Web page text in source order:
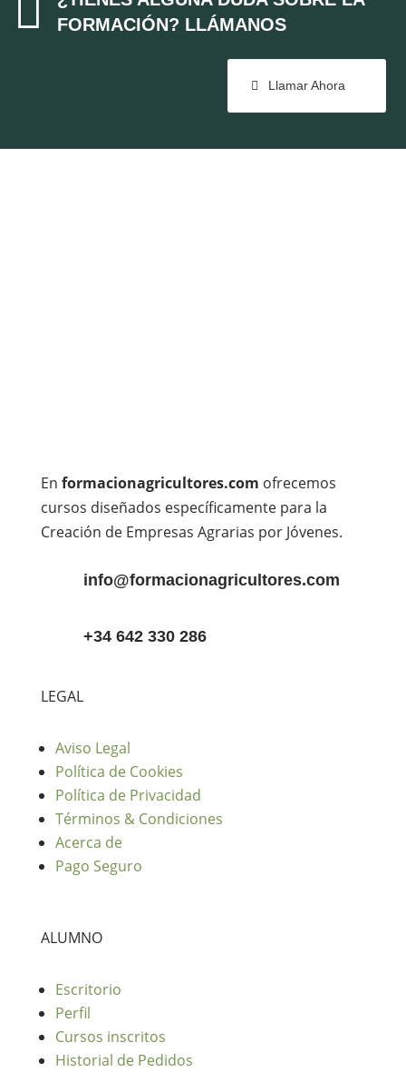

FORMACIÓN? LLÁMANOS
Llamar Ahora
En formacionagricultores.com ofrecemos
cursos diseñados específicamente para la
Creación de Empresas Agrarias por Jóvenes.
info@formacionagricultores.com
+34 642 330 286
LEGAL
Aviso Legal
Política de Cookies
Política de Privacidad
Términos & Condiciones
Acerca de
Pago Seguro
ALUMNO
Escritorio
Perfil
Cursos inscritos
Historial de Pedidos